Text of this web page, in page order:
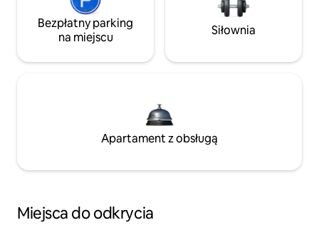
Bezpłatny parking
na miejscu
Siłownia
Apartament z obsługą
Miejsca do odkrycia